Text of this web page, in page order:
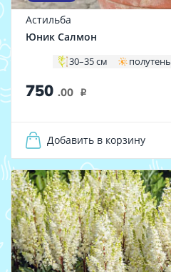
Астильба
Юник Салмон
30–35 см полутень
750 .00 i
Добавить в корзину